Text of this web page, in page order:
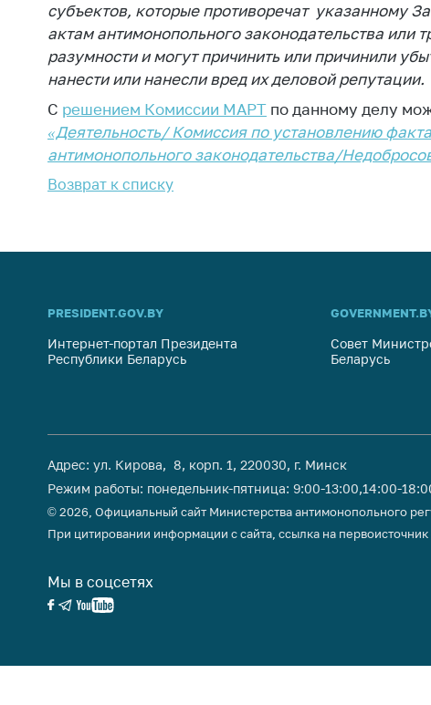
Защита
персональных
данных
Новости
COVID-
субъектов, которые противоречат указанному
актам антимонопольного законодательства или
разумности и могут причинить или причинили
нанести или нанесли вред их деловой репутации.
С решением Комиссии МАРТ по данному делу
«Деятельность/ Комиссия по установлению
антимонопольного законодательства/
Возврат к списку
PRESIDENT.GOV.BY
Интернет-портал Президента
Республики Беларусь
Совет
Беларусь
Адрес: ул. Кирова, 8, корп. 1, 220030, г. Минск
Режим работы: понедельник-пятница: 9:00-13:00,14:00-
© 2026, Официальный сайт Министерства антимонопольного
При цитировании информации с сайта, ссылка на первоисточник
Мы в соцсетях